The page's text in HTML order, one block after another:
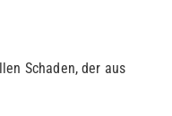
Schaden, der aus